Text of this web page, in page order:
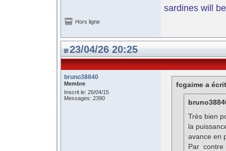
sardines will
Hors ligne
23/04/26 20:25
bruno38840
Membre
Inscrit le: 26/04/15
Messages: 2390
fcgaime a
Très bien
la
avance en
Par contre